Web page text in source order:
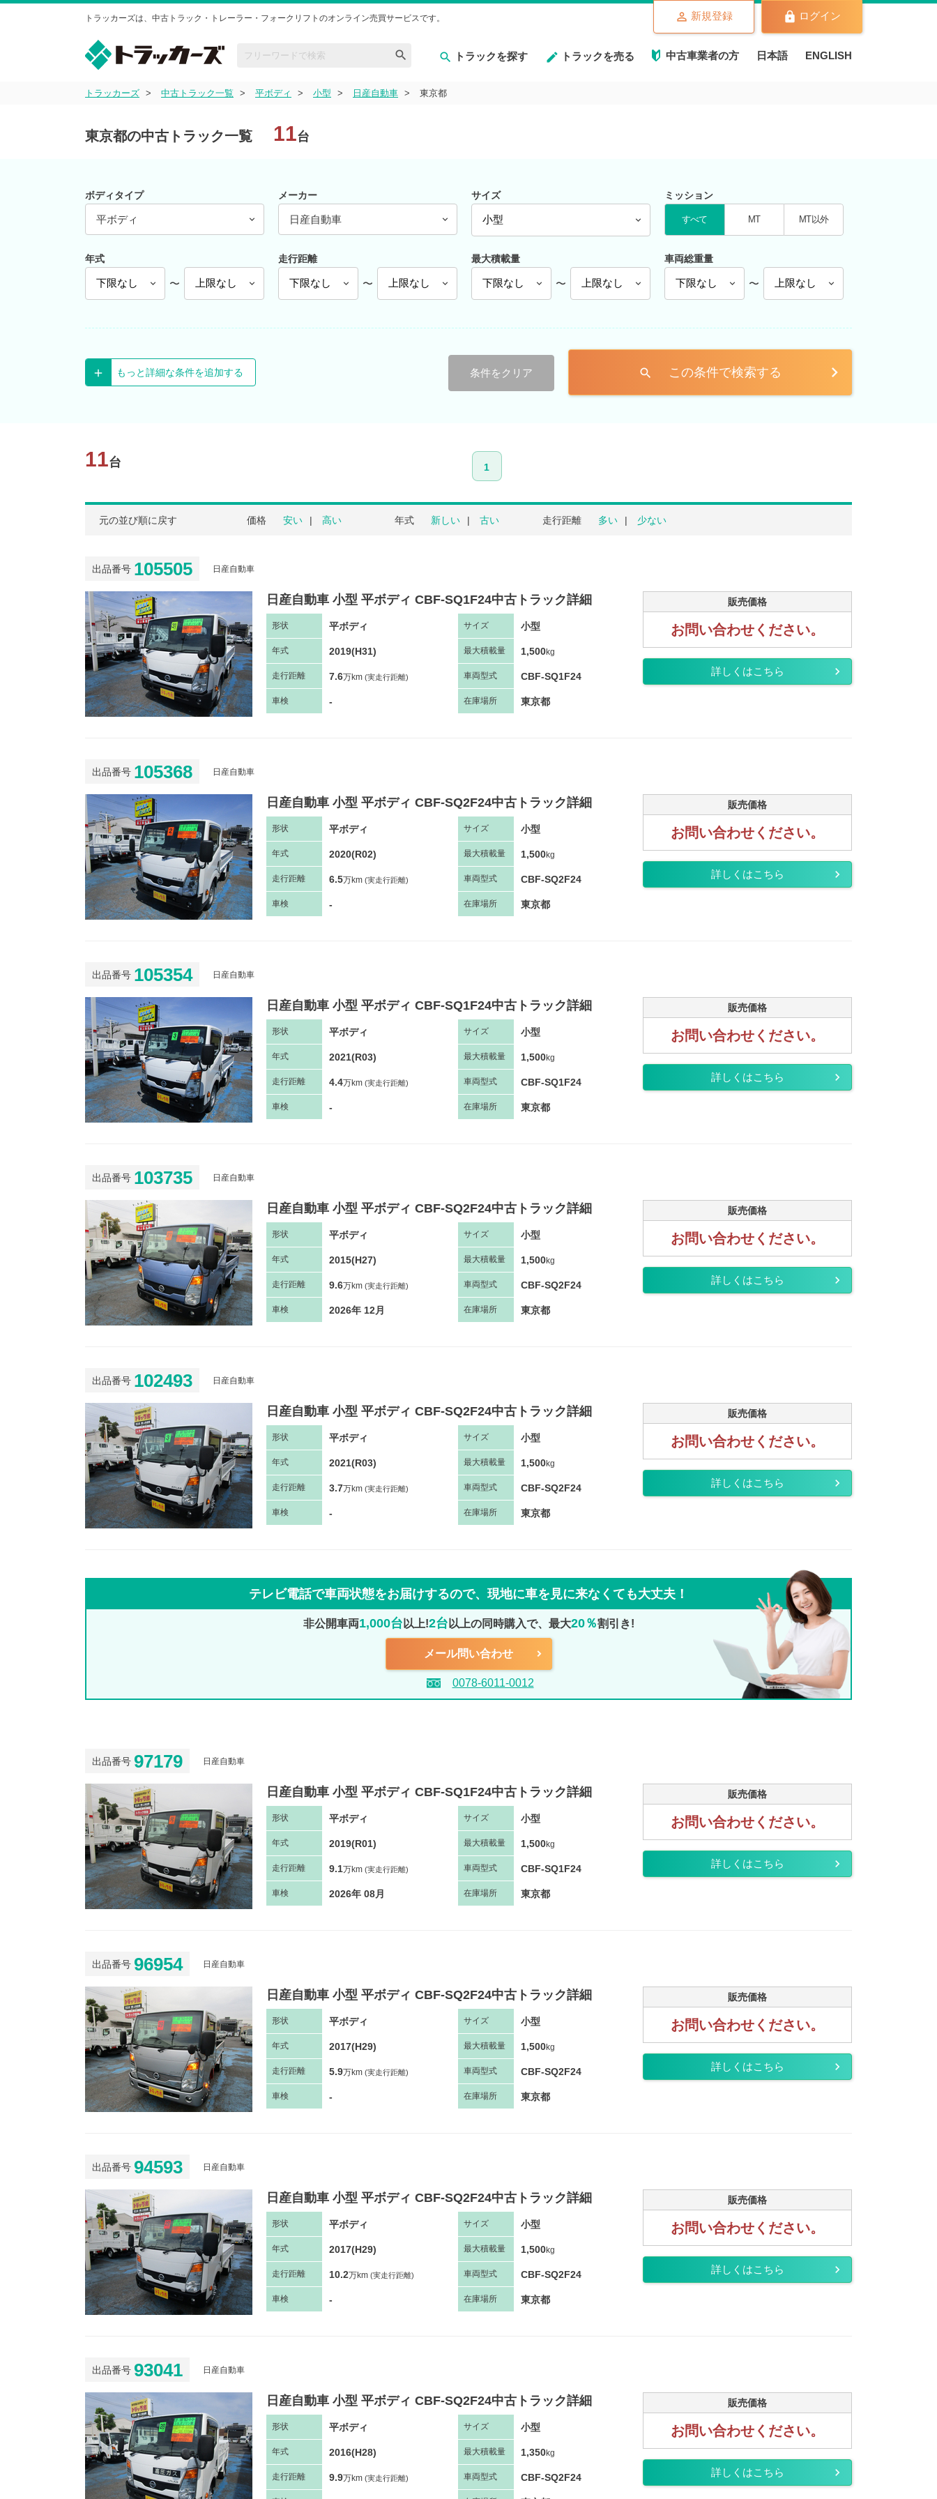
トラッカーズは、中古トラック・トレーラー・フォークリフトのオンライン売買サービスです。
トラックを探す トラックを売る 中古車業者の方 日本語 ENGLISH
新規登録 ログイン
トラッカーズ 中古トラック一覧 平ボディ 小型 日産自動車 東京都
東京都の中古トラック一覧 11台
ボディタイプ
平ボディ
メーカー
日産自動車
サイズ ミッション
すべて MT MT以外
年式
〜
走行距離
〜
最大積載量
〜
車両総重量
〜
もっと詳細な条件を追加する 条件をクリア search この条件で検索する
11台 1
元の並び順に戻す 価格 安い 高い 年式 新しい 古い 走行距離 多い 少ない
出品番号 105505 日産自動車
日産自動車 小型 平ボディ CBF-SQ1F24中古トラック詳細
形状 平ボディ サイズ 小型
年式 2019(H31) 最大積載量 1,500kg
走行距離 7.6万km (実走行距離) 車両型式 CBF-SQ1F24
車検 - 在庫場所 東京都
販売価格
お問い合わせください。
詳しくはこちら
出品番号 105368 日産自動車
日産自動車 小型 平ボディ CBF-SQ2F24中古トラック詳細
形状 平ボディ サイズ 小型
年式 2020(R02) 最大積載量 1,500kg
走行距離 6.5万km (実走行距離) 車両型式 CBF-SQ2F24
車検 - 在庫場所 東京都
販売価格
お問い合わせください。
詳しくはこちら
出品番号 105354 日産自動車
日産自動車 小型 平ボディ CBF-SQ1F24中古トラック詳細
形状 平ボディ サイズ 小型
年式 2021(R03) 最大積載量 1,500kg
走行距離 4.4万km (実走行距離) 車両型式 CBF-SQ1F24
車検 - 在庫場所 東京都
販売価格
お問い合わせください。
詳しくはこちら
出品番号 103735 日産自動車
日産自動車 小型 平ボディ CBF-SQ2F24中古トラック詳細
形状 平ボディ サイズ 小型
年式 2015(H27) 最大積載量 1,500kg
走行距離 9.6万km (実走行距離) 車両型式 CBF-SQ2F24
車検 2026年 12月 在庫場所 東京都
販売価格
お問い合わせください。
詳しくはこちら
出品番号 102493 日産自動車
日産自動車 小型 平ボディ CBF-SQ2F24中古トラック詳細
形状 平ボディ サイズ 小型
年式 2021(R03) 最大積載量 1,500kg
走行距離 3.7万km (実走行距離) 車両型式 CBF-SQ2F24
車検 - 在庫場所 東京都
販売価格
お問い合わせください。
詳しくはこちら
テレビ電話で車両状態をお届けするので、 現地に車を見に来なくても大丈夫！
非公開車両1,000台 以上!2台 以上の同時購入で、最大20％割引き!
メール問い合わせ
0078-6011-0012
出品番号 97179 日産自動車
日産自動車 小型 平ボディ CBF-SQ1F24中古トラック詳細
形状 平ボディ サイズ 小型
年式 2019(R01) 最大積載量 1,500kg
走行距離 9.1万km (実走行距離) 車両型式 CBF-SQ1F24
車検 2026年 08月 在庫場所 東京都
販売価格
お問い合わせください。
詳しくはこちら
出品番号 96954 日産自動車
日産自動車 小型 平ボディ CBF-SQ2F24中古トラック詳細
形状 平ボディ サイズ 小型
年式 2017(H29) 最大積載量 1,500kg
走行距離 5.9万km (実走行距離) 車両型式 CBF-SQ2F24
車検 - 在庫場所 東京都
販売価格
お問い合わせください。
詳しくはこちら
出品番号 94593 日産自動車
日産自動車 小型 平ボディ CBF-SQ2F24中古トラック詳細
形状 平ボディ サイズ 小型
年式 2017(H29) 最大積載量 1,500kg
走行距離 10.2万km (実走行距離) 車両型式 CBF-SQ2F24
車検 - 在庫場所 東京都
販売価格
お問い合わせください。
詳しくはこちら
出品番号 93041 日産自動車
日産自動車 小型 平ボディ CBF-SQ2F24中古トラック詳細
形状 平ボディ サイズ 小型
年式 2016(H28) 最大積載量 1,350kg
走行距離 9.9万km (実走行距離) 車両型式 CBF-SQ2F24
販売価格
お問い合わせください。
詳しくはこちら